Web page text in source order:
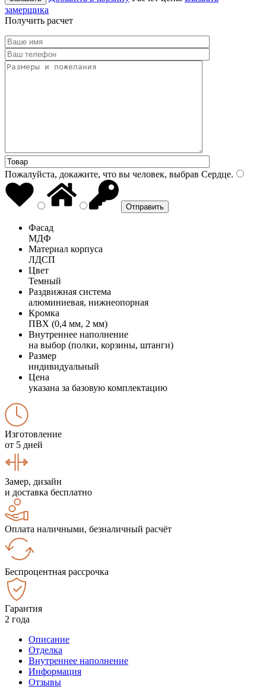
замерщика
Получить расчет
Пожалуйста, докажите, что вы человек, выбрав Сердце.
Фасад
МДФ
Материал корпуса
ЛДСП
Цвет
Темный
Раздвижная система
алюминиевая, нижнеопорная
Кромка
ПВХ (0,4 мм, 2 мм)
Внутреннее наполнение
на выбор (полки, корзины, штанги)
Размер
индивидуальный
Цена
указана за базовую комплектацию
Изготовление
от 5 дней
Замер, дизайн
и доставка бесплатно
Оплата наличными, безналичный расчёт
Беспроцентная рассрочка
Гарантия
2 года
Описание
Отделка
Внутреннее наполнение
Информация
Отзывы